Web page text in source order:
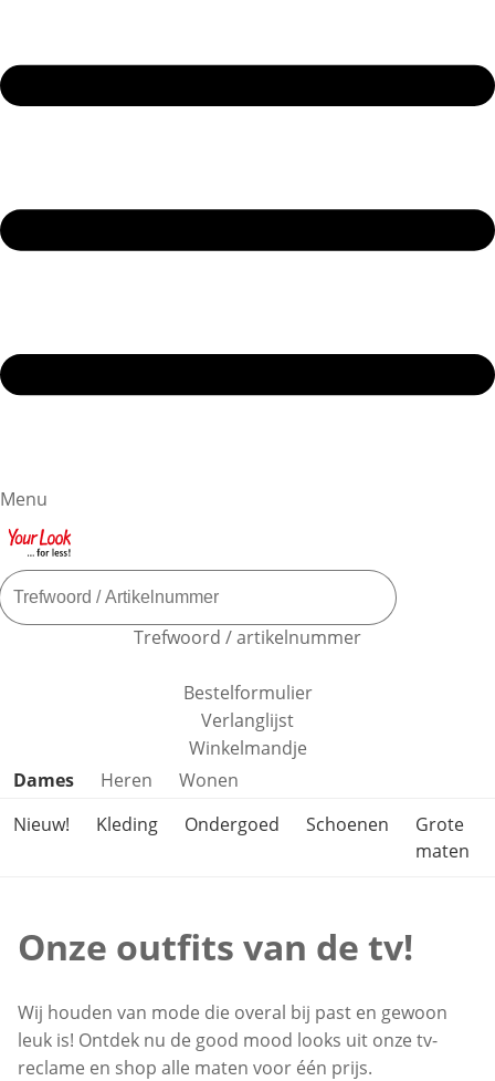
Menu
Trefwoord / artikelnummer
Bestelformulier
Verlanglijst
Winkelmandje
Productcategorieën overslaan
Dames Heren
Wonen
Nieuw!
Kleding Ondergoed Schoenen
Grote
maten
Onze outfits van de tv!
Wij houden van mode die overal bij past en gewoon
leuk is! Ontdek nu de good mood looks uit onze tv-
reclame en shop alle maten voor één prijs.